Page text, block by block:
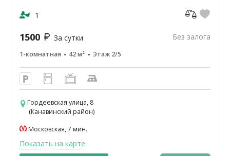
кв-42м2.ЦУМ,Шайба,Аптеки,банкомат-Сбербанк
ВТБ,Пятерочка.Чи...
1
1500 За сутки Без залога
1-комнатная 42 м² Этаж 2/5
Гордеевская улица, 8
(Канавинский район)
Московская, 7 мин.
Показать на карте